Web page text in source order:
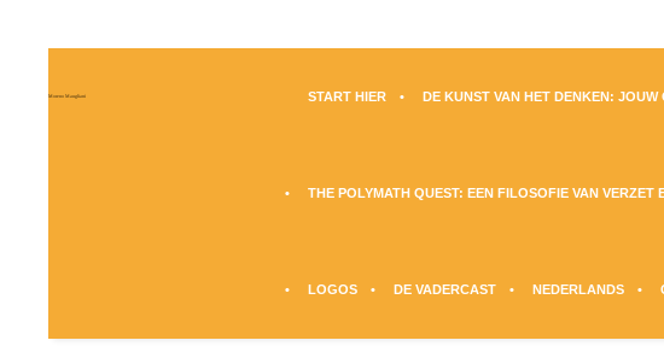
Moreno Maugliani START HIER DE KUNST VAN HET DENKEN:
THE POLYMATH QUEST: EEN FILOSOFIE VAN VERZET
LOGOS DE VADERCAST NEDERLANDS